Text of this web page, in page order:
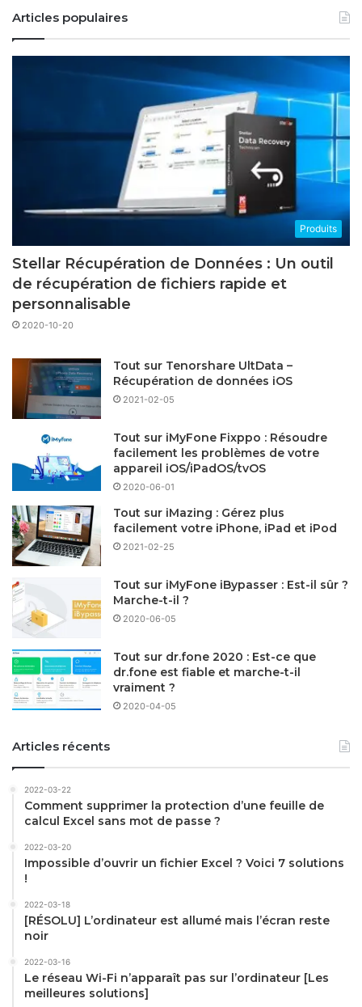
Articles populaires
Produits
Stellar Récupération de Données : Un outil
de récupération de fichiers rapide et
personnalisable
2020-10-20
Tout sur Tenorshare UltData –
Récupération de données iOS
2021-02-05
Tout sur iMyFone Fixppo : Résoudre
facilement les problèmes de votre
appareil iOS/iPadOS/tvOS
2020-06-01
Tout sur iMazing : Gérez plus
facilement votre iPhone, iPad et iPod
2021-02-25
Tout sur iMyFone iBypasser : Est-il sûr ?
Marche-t-il ?
2020-06-05
Tout sur dr.fone 2020 : Est-ce que
dr.fone est fiable et marche-t-il
vraiment ?
2020-04-05
Articles récents
2022-03-22
Comment supprimer la protection d’une feuille de
calcul Excel sans mot de passe ?
2022-03-20
Impossible d’ouvrir un fichier Excel ? Voici 7 solutions
!
2022-03-18
[RÉSOLU] L’ordinateur est allumé mais l’écran reste
noir
2022-03-16
Le réseau Wi-Fi n’apparaît pas sur l’ordinateur [Les
meilleures solutions]